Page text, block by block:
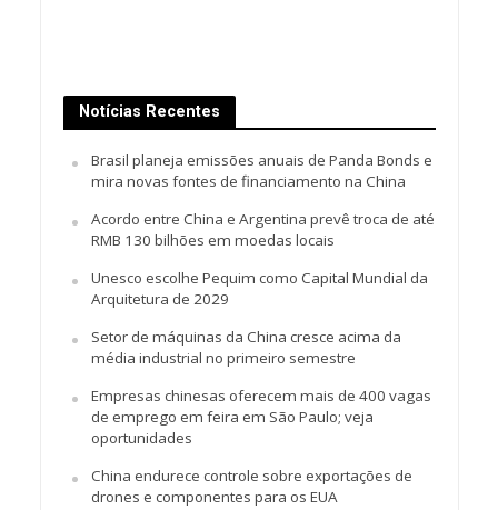
Notícias Recentes
Brasil planeja emissões anuais de Panda Bonds e
mira novas fontes de financiamento na China
Acordo entre China e Argentina prevê troca de até
RMB 130 bilhões em moedas locais
Unesco escolhe Pequim como Capital Mundial da
Arquitetura de 2029
Setor de máquinas da China cresce acima da
média industrial no primeiro semestre
Empresas chinesas oferecem mais de 400 vagas
de emprego em feira em São Paulo; veja
oportunidades
China endurece controle sobre exportações de
drones e componentes para os EUA